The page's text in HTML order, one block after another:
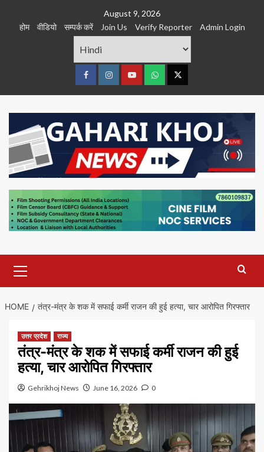
August 9, 2026
होम
वीडियो सम्पर्क करें Join Us Verify Reporter Admin Login
FacebookInstagramyoutubeWhatsTwitter
Menu
HOME तंत्र-मंत्र के शक में सफाई कर्मी राजन की हुई हत्या, चार आरोपित गिरफ्तार
उत्तर प्रदेश राज्य
तंत्र-मंत्र के शक में सफाई कर्मी राजन की हुई
हत्या, चार आरोपित गिरफ्तार
Gehrikhoj News June 16, 2026 0